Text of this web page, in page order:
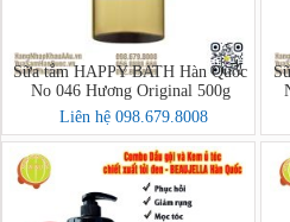
Sữa tắm HAPPY BATH Hàn Quốc
No 046 Hương Original 500g
Liên hệ 098.679.8008